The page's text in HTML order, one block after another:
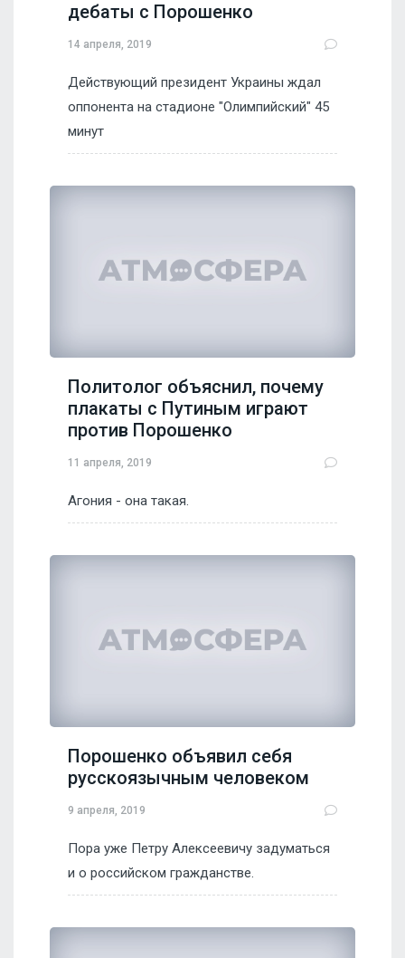
дебаты с Порошенко
14 апреля, 2019
Действующий президент Украины ждал
оппонента на стадионе "Олимпийский" 45
минут
Политолог объяснил, почему
плакаты с Путиным играют
против Порошенко
11 апреля, 2019
Агония - она такая.
Порошенко объявил себя
русскоязычным человеком
9 апреля, 2019
Пора уже Петру Алексеевичу задуматься
и о российском гражданстве.